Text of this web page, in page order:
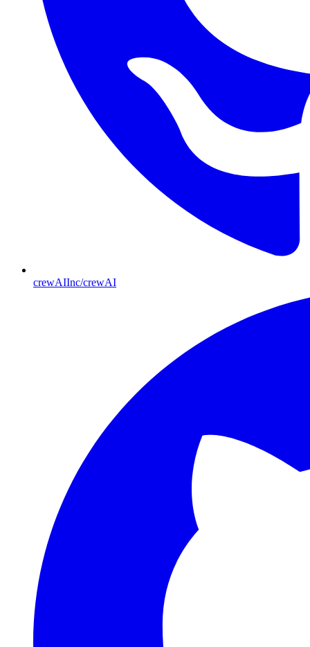
crewAIInc/crewAI